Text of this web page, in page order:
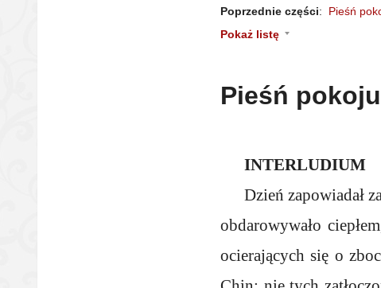
Poprzednie części: Pieśń
Pokaż listę
Pieśń
INTERLUDIUM
Dzień zapowiadał
obdarowywało
ocierających się o